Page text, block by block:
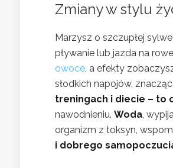
Zmiany w stylu
Marzysz o szczupłej
pływanie lub jazda na
owoce, a efekty
słodkich napojów,
treningach i diecie – to
nawodnieniu. Woda,
organizm z toksyn,
i dobrego